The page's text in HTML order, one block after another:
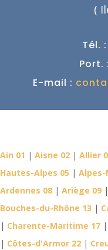
(
Tél.
Port.
E-mail :
Ain 01 | Aisne 02 | Allier
Hautes-Alpes 05 |
Ardennes 08 | Ariège 09 |
Bouches-du-Rhône 13 |
| Charente-Maritime 17 |
| Côtes-d'Armor 22 |